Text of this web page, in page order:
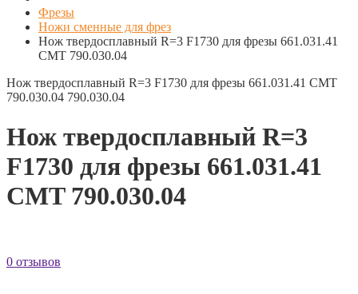
Фрезы
Ножи сменные для фрез
Нож твердосплавный R=3 F1730 для фрезы 661.031.41
CMT 790.030.04
Нож твердосплавный R=3 F1730 для фрезы 661.031.41 CMT
790.030.04 790.030.04
Нож твердосплавный R=3
F1730 для фрезы 661.031.41
CMT 790.030.04
0 отзывов